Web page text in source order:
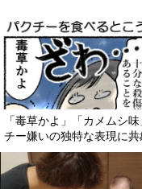
「毒草かよ」「カメムシ
チー嫌いの独特な表現に共